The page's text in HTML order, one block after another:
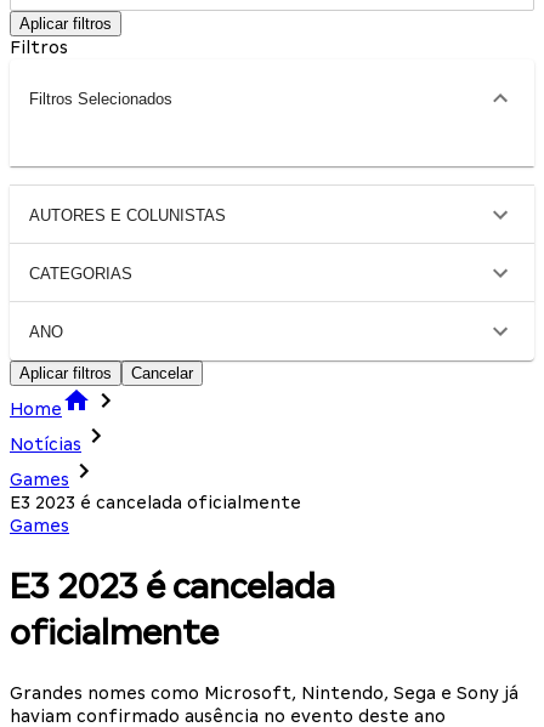
Aplicar filtros
Filtros
Filtros Selecionados
AUTORES E COLUNISTAS
CATEGORIAS
ANO
Aplicar filtros Cancelar
Home
Notícias
Games
E3 2023 é cancelada oficialmente
Games
E3 2023 é cancelada
oficialmente
Grandes nomes como Microsoft, Nintendo, Sega e Sony já
haviam confirmado ausência no evento deste ano